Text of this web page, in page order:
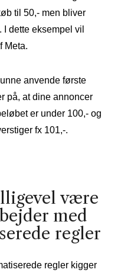
til 50,- men bliver
dette eksempel vil
Meta.
anvende første
på, at dine annoncer
er under 100,- og
fx 101,-.
være
med
regler
regler kigger